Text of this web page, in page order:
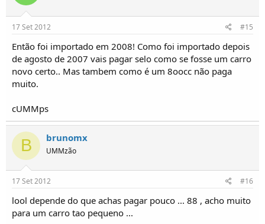
17 Set 2012 #15
Então foi importado em 2008! Como foi importado depois
de agosto de 2007 vais pagar selo como se fosse um carro
novo certo.. Mas tambem como é um 8oocc não paga
muito.
cUMMps
B brunomx
UMMzão
17 Set 2012 #16
lool depende do que achas pagar pouco ... 88 , acho muito
para um carro tao pequeno ...